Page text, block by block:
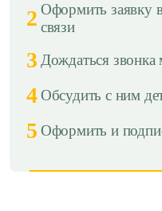
2 Оформить заявку
связи
3 Дождаться звонка
4 Обсудить с ним
5 Оформить и